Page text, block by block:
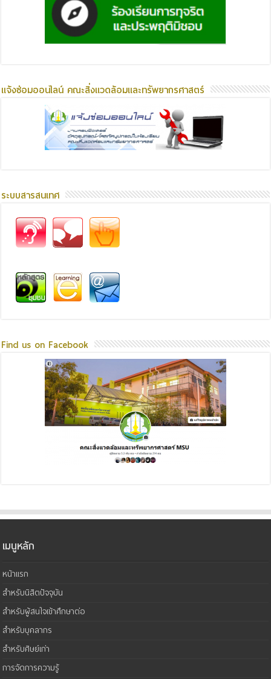
แจ้งซ่อมออนไลน์ คณะสิ่งแวดล้อมและทรัพยากรศาสตร์
ระบบสารสนเทศ
Find us on Facebook
เมนูหลัก
หน้าแรก
สำหรับนิสิตปัจจุบัน
สำหรับผู้สนใจเข้าศึกษาต่อ
สำหรับบุคลากร
สำหรับศิษย์เก่า
การจัดการความรู้